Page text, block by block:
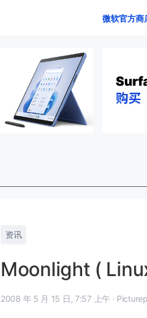
微软官方商
资讯
Moonlight (
2008 年 5 月 15 日, 7:57 上午 ·